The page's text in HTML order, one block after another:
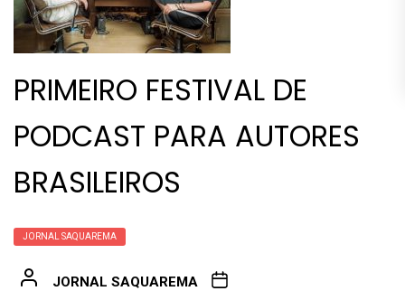
PRIMEIRO FESTIVAL DE
PODCAST PARA AUTORES
BRASILEIROS
JORNAL SAQUAREMA
JORNAL SAQUAREMA